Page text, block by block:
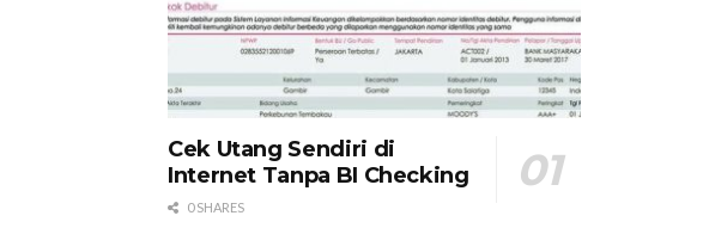
Cek Utang Sendiri di
Internet Tanpa BI Checking
0 SHARES